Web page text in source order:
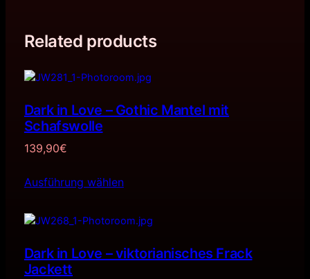
Related products
Dark in Love – Gothic Mantel mit
Schafswolle
139,90€
Ausführung wählen
Dark in Love – viktorianisches Frack
Jackett